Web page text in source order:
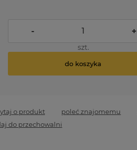
- +
szt.
do koszyka
o produkt poleć znajomemu
do przechowalni